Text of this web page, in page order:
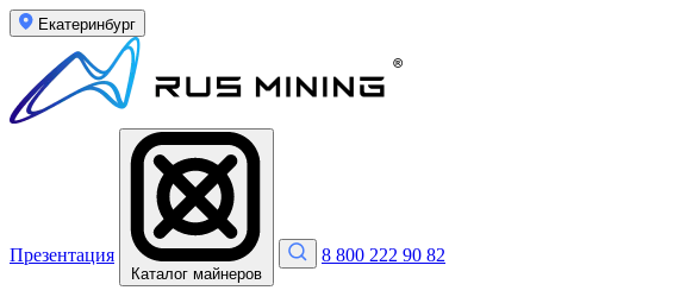
Екатеринбург
Презентация
Каталог майнеров
8 800 222 90 82